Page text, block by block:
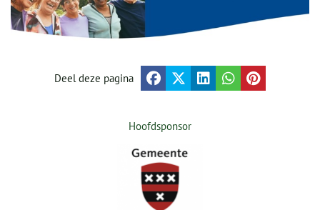
Deel deze pagina
Hoofdsponsor